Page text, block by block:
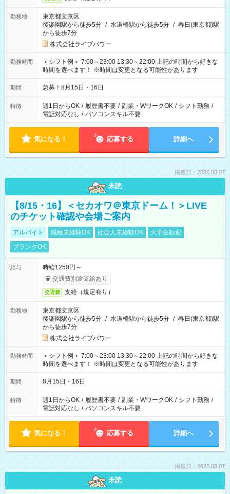
勤務地
東京都文京区
後楽園駅から徒歩5分 / 水道橋駅から徒歩5分 / 春日(東京都)駅
から徒歩7分
株式会社ライブパワー
勤務時間
＜シフト例＞ 7:00～23:00 13:30～22:00 上記の時間から好きな
時間を選べます！ ※時間は変更となる可能性があります
期間 急募！8月15日・16日
特徴 週1日からOK / 履歴書不要 / 副業・WワークOK / シフト勤務 /
電話対応なし / パソコンスキル不要
気になる！ 応募する 詳細へ
掲載日：2026.08.07
未読
【8/15・16】＜セカオワ＠東京ドーム！＞LIVE
のチケット確認や会場ご案内
アルバイト 職種未経験OK 社会人未経験OK
大学生歓迎
ブランクOK
給与
時給1250円～
交通費別途支給あり
交通費 支給（規定有り）
勤務地
東京都文京区
後楽園駅から徒歩5分 / 水道橋駅から徒歩5分 / 春日(東京都)駅
から徒歩7分
株式会社ライブパワー
勤務時間
＜シフト例＞ 7:00～23:00 13:30～22:00 上記の時間から好きな
時間を選べます！ ※時間は変更となる可能性があります
期間 8月15日・16日
特徴 週1日からOK / 履歴書不要 / 副業・WワークOK / シフト勤務 /
電話対応なし / パソコンスキル不要
気になる！ 応募する 詳細へ
掲載日：2026.08.07
未読